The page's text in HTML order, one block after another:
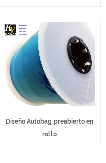
Diseño Autobag preabierto en
rollo